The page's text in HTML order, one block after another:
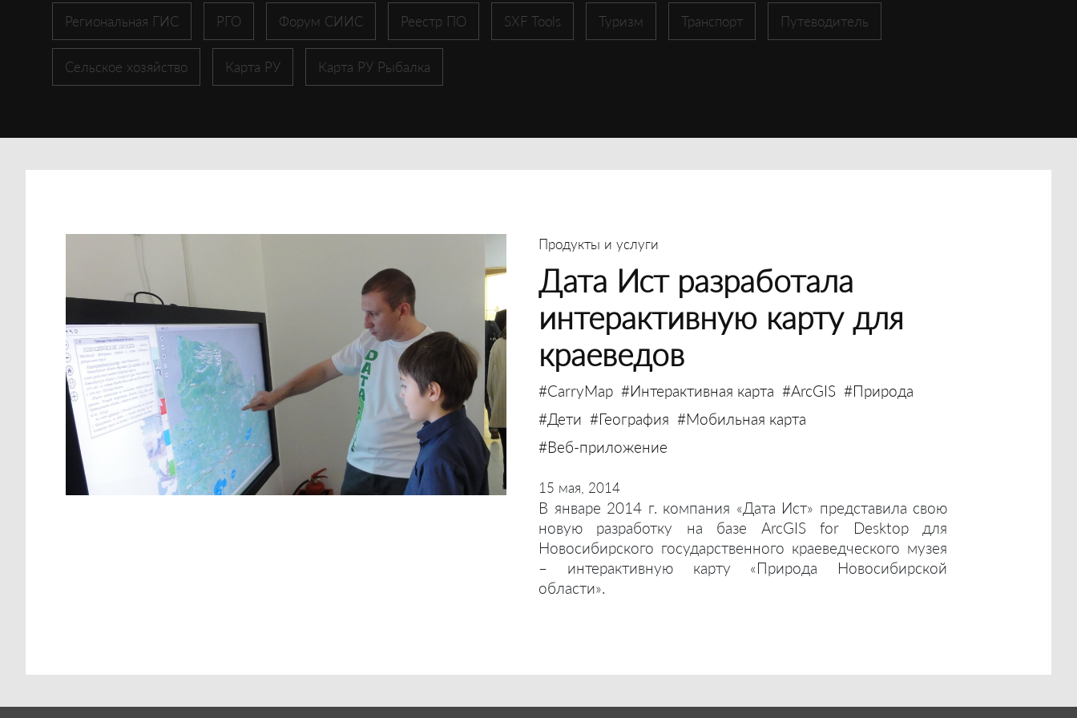
Региональная ГИС РГО Форум СИИС Реестр ПО SXF Tools Туризм Транспорт Путеводитель
Сельское хозяйство Карта РУ Карта РУ Рыбалка
Продукты и услуги
Дата Ист разработала
интерактивную карту для
краеведов
#CarryMap #Интерактивная карта #ArcGIS #Природа
#Дети #География #Мобильная карта
#Веб-приложение
15 мая, 2014
В январе 2014 г. компания «Дата Ист» представила свою
новую разработку на базе ArcGIS for Desktop для
Новосибирского государственного краеведческого музея
– интерактивную карту «Природа Новосибирской
области».